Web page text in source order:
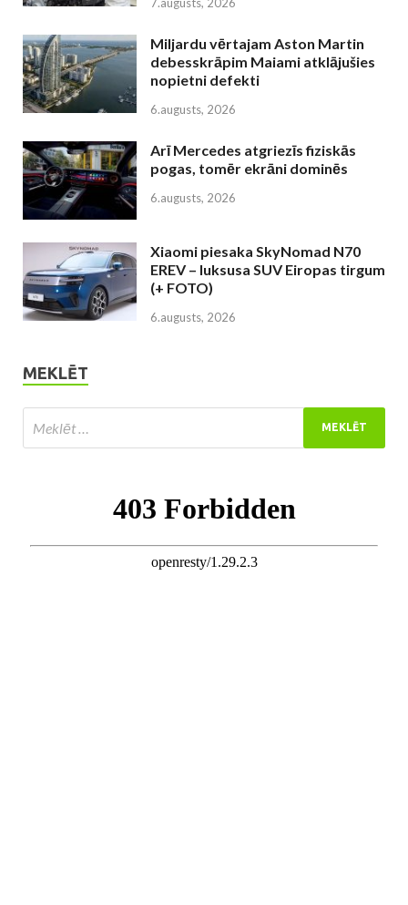
Miljardu vērtajam Aston Martin
debesskrāpim Maiami atklājušies
nopietni defekti
6.augusts, 2026
Arī Mercedes atgriezīs fiziskās
pogas, tomēr ekrāni dominēs
6.augusts, 2026
Xiaomi piesaka SkyNomad N70
EREV – luksusa SUV Eiropas tirgum
(+ FOTO)
6.augusts, 2026
MEKLĒT